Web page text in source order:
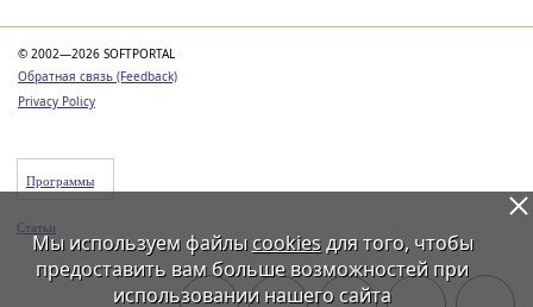
© 2002—2026 SOFTPORTAL
Обратная связь (Feedback)
Privacy Policy
Программы
Статьи
Мы используем файлы cookiesдля того, чтобы
предоставить вам больше возможностей при
использовании нашего сайта